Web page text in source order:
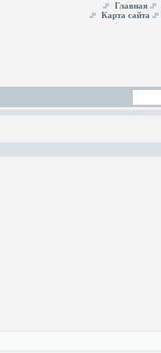
Главная
Карта сайта